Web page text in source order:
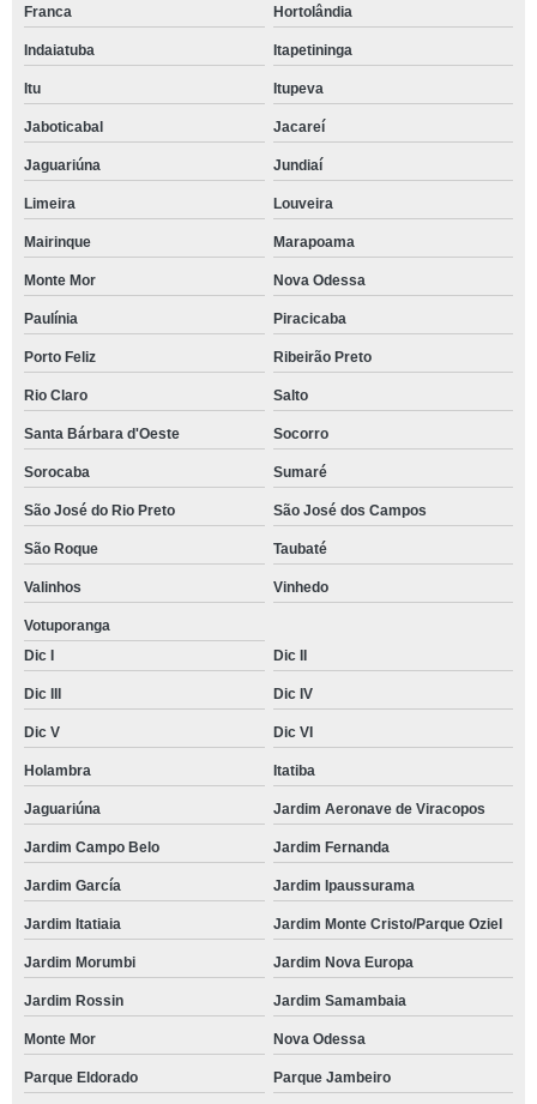
Franca Hortolândia
Indaiatuba Itapetininga
Itu Itupeva
Jaboticabal Jacareí
Jaguariúna Jundiaí
Limeira Louveira
Mairinque Marapoama
Monte Mor Nova Odessa
Paulínia Piracicaba
Porto Feliz Ribeirão Preto
Rio Claro Salto
Santa Bárbara d'Oeste Socorro
Sorocaba Sumaré
São José do Rio Preto São José dos Campos
São Roque Taubaté
Valinhos Vinhedo
Votuporanga
Dic I
Dic II
Dic III Dic IV
Dic V Dic VI
Holambra Itatiba
Jaguariúna Jardim Aeronave de Viracopos
Jardim Campo Belo Jardim Fernanda
Jardim García Jardim Ipaussurama
Jardim Itatiaia Jardim Monte Cristo/Parque Oziel
Jardim Morumbi Jardim Nova Europa
Jardim Rossin Jardim Samambaia
Monte Mor Nova Odessa
Parque Eldorado Parque Jambeiro